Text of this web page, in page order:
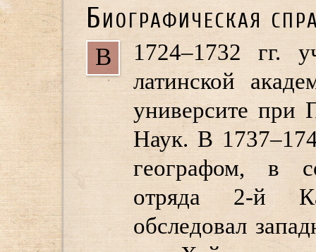
Биографическая
В
1724–1732 гг.
латинской
университе при
Наук. В
географом, в
отряда 2-й
обследовал